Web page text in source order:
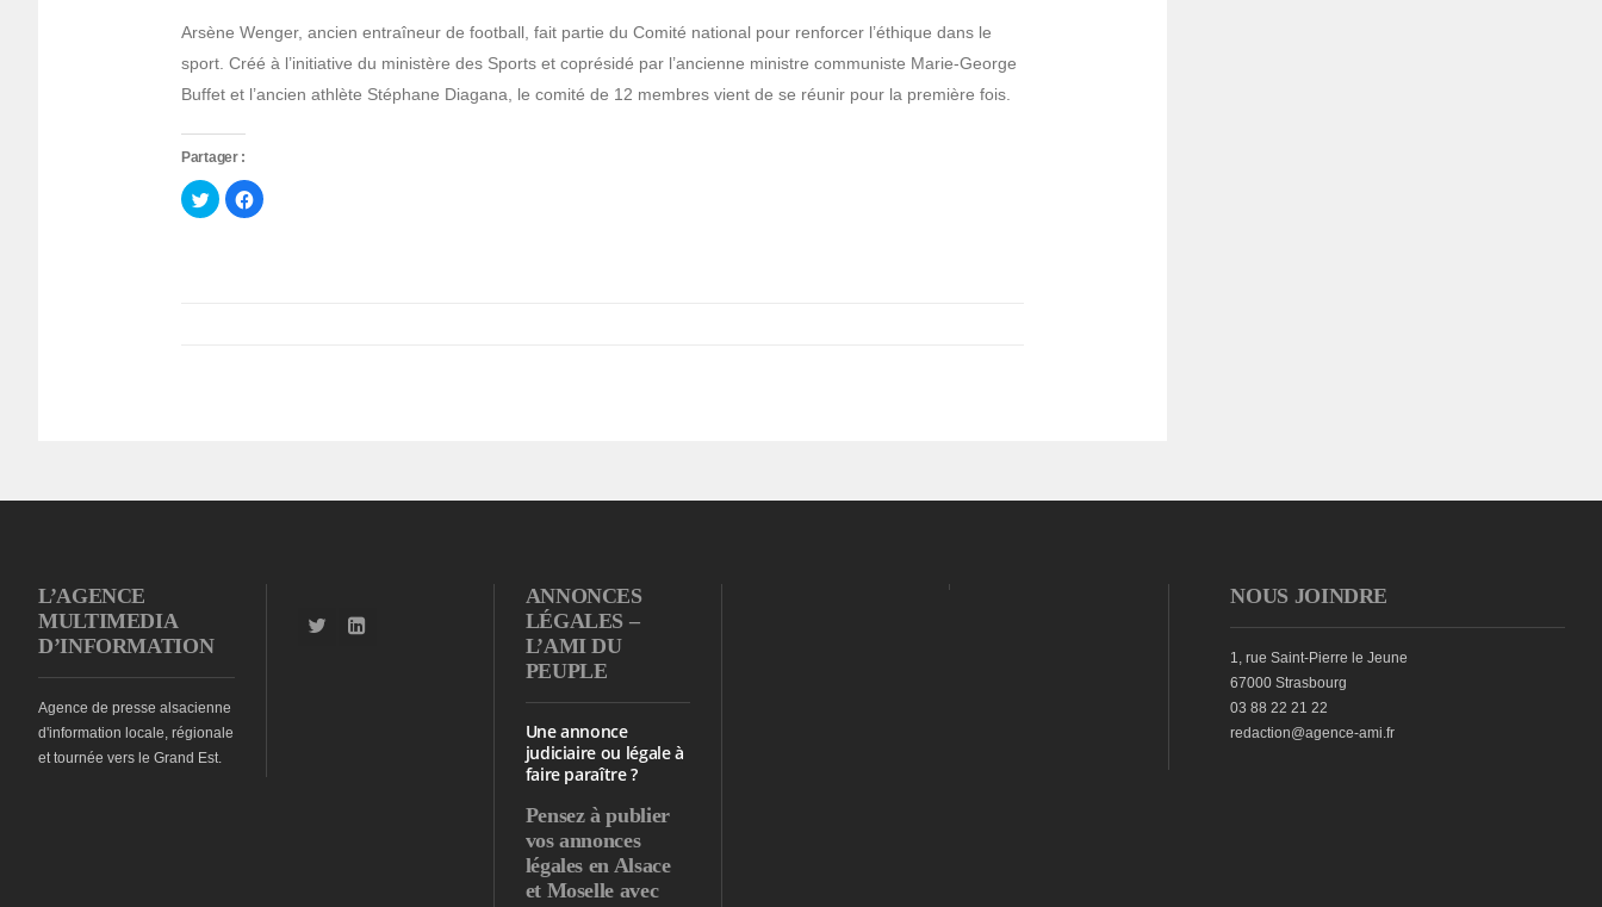
Arsène Wenger, ancien entraîneur de football, fait partie du Comité national pour renforcer l’éthique dans le
sport. Créé à l’initiative du ministère des Sports et coprésidé par l’ancienne ministre communiste Marie-George
Buffet et l’ancien athlète Stéphane Diagana, le comité de 12 membres vient de se réunir pour la première fois.
Partager :
Cliquez
pour
partager
Cliquez
pour
L’AGENCE
MULTIMEDIA
D’INFORMATION
Agence de presse alsacienne
d'information locale, régionale
et tournée vers le Grand Est.
ANNONCES
LÉGALES –
L’AMI DU
PEUPLE
Une annonce
judiciaire ou légale à
faire paraître ?
Pensez à publier
vos annonces
légales en Alsace
et Moselle avec
NOUS JOINDRE
1, rue Saint-Pierre le Jeune
67000 Strasbourg
03 88 22 21 22
redaction@agence-ami.fr